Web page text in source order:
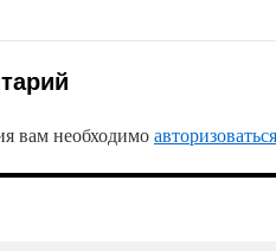
вам необходимоавторизоваться